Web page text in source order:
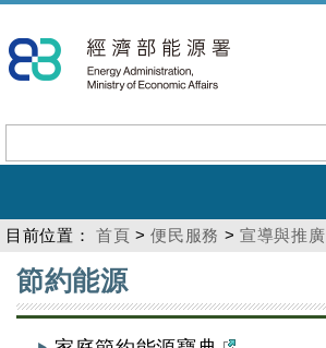
到
主
內
容
目前位置： 首頁 >便民服務 >宣導與推廣
:::
節約能源